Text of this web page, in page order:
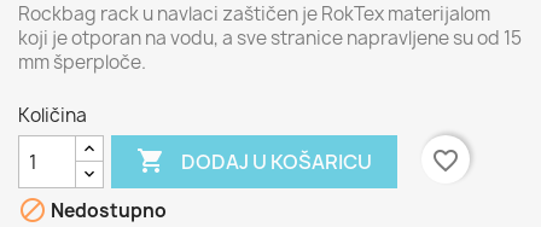
Rockbag rack u navlaci zaštičen je RokTex materijalom
koji je otporan na vodu, a sve stranice napravljene su od 15
mm šperploče.
Količina
 DODAJ U KOŠARICU
favorite_border
 Nedostupno